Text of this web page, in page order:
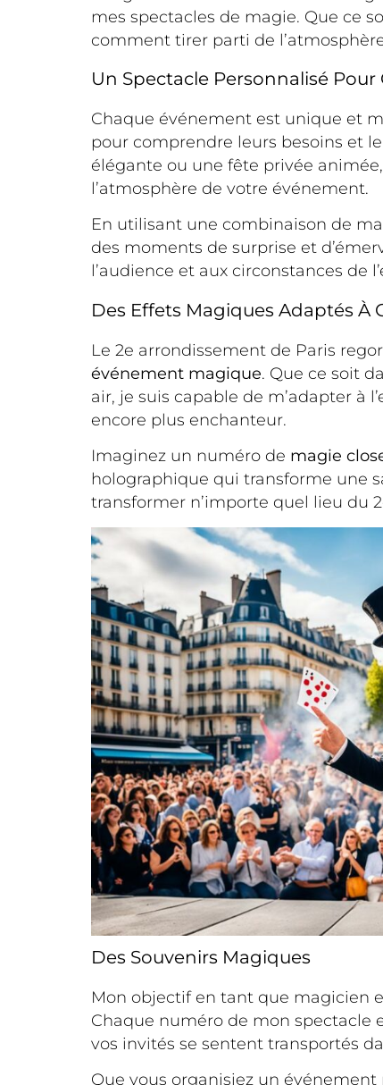
mes spectacles de magie. Que ce
comment tirer parti de
Un Spectacle Personnalisé
Chaque événement est unique et
pour comprendre leurs besoins et
élégante ou une fête privée
l’atmosphère de votre événement.
En utilisant une combinaison de
des moments de surprise et
l’audience et aux circonstances
Des Effets Magiques Adaptés À
Le 2e arrondissement de Paris
événement magique. Que ce soit
air, je suis capable de m’adapter à
encore plus enchanteur.
Imaginez un numéro de magie
holographique qui transforme une
transformer n’importe quel lieu du
Des Souvenirs Magiques
Mon objectif en tant que magicien
Chaque numéro de mon spectacle
vos invités se sentent transportés
Que vous organisiez un